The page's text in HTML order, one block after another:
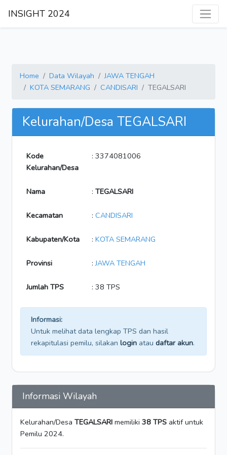
INSIGHT 2024
Home Data Wilayah
JAWA TENGAH
KOTA SEMARANG
CANDISARI TEGALSARI
Kelurahan/Desa TEGALSARI
Kode
Kelurahan/Desa
: 3374081006
Nama : TEGALSARI
Kecamatan : CANDISARI
Kabupaten/Kota : KOTA SEMARANG
Provinsi :JAWA TENGAH
Jumlah TPS : 38 TPS
Informasi:
Untuk melihat data lengkap TPS dan hasil
rekapitulasi pemilu, silakan login atau daftar akun.
Informasi Wilayah
Kelurahan/Desa TEGALSARI memiliki 38 TPS aktif untuk
Pemilu 2024.